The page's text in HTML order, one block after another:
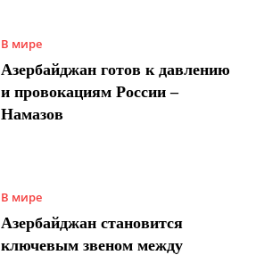
В мире
Азербайджан готов к давлению
и провокациям России –
Намазов
В мире
Азербайджан становится
ключевым звеном между